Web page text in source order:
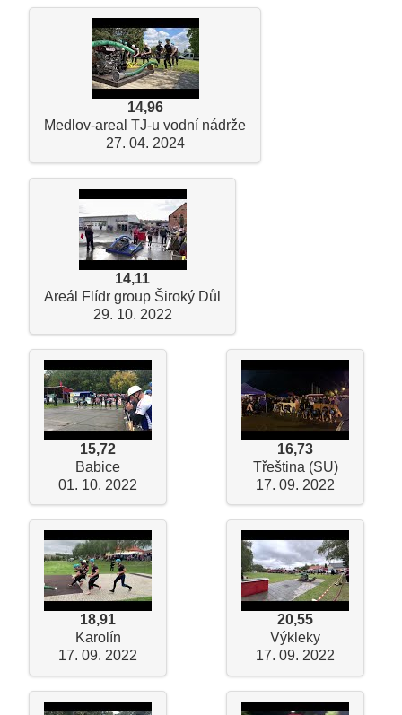
14,96
Medlov-areal TJ-u vodní nádrže
27. 04. 2024
14,11
Areál Flídr group Široký Důl
29. 10. 2022
15,72
Babice
01. 10. 2022
16,73
Třeština (SU)
17. 09. 2022
18,91
Karolín
17. 09. 2022
20,55
Výkleky
17. 09. 2022